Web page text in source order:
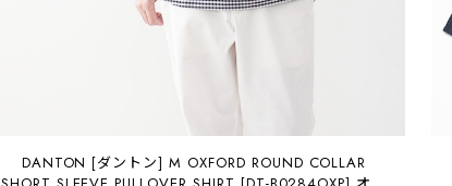
DANTON [ダントン] M OXFORD ROUND COLLAR